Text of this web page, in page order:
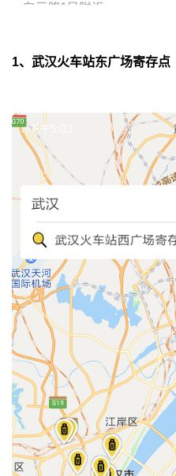
1、武汉火车站东广场寄存点